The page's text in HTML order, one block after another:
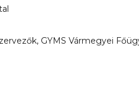
GYMS Vármegyei